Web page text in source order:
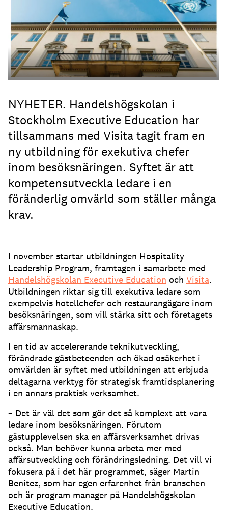
Foto: Juliana Wiklund
NYHETER. Handelshögskolan i
Stockholm Executive Education har
tillsammans med Visita tagit fram en
ny utbildning för exekutiva chefer
inom besöksnäringen. Syftet är att
kompetensutveckla ledare i en
föränderlig omvärld som ställer många
krav.
I november startar utbildningen Hospitality
Leadership Program, framtagen i samarbete med
Handelshögskolan Executive Education och Visita.
Utbildningen riktar sig till exekutiva ledare som
exempelvis hotellchefer och restaurangägare inom
besöksnäringen, som vill stärka sitt och företagets
affärsmannaskap.
I en tid av accelererande teknikutveckling,
förändrade gästbeteenden och ökad osäkerhet i
omvärlden är syftet med utbildningen att erbjuda
deltagarna verktyg för strategisk framtidsplanering
i en annars praktisk verksamhet.
– Det är väl det som gör det så komplext att vara
ledare inom besöksnäringen. Förutom
gästupplevelsen ska en affärsverksamhet drivas
också. Man behöver kunna arbeta mer med
affärsutveckling och förändringsledning. Det vill vi
fokusera på i det här programmet, säger Martin
Benitez, som har egen erfarenhet från branschen
och är program manager på Handelshögskolan
Executive Education.